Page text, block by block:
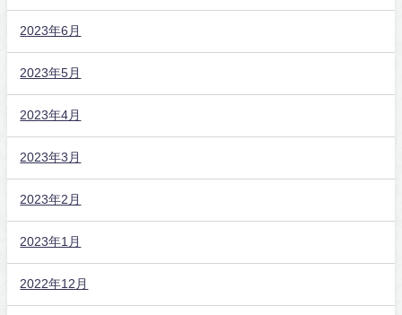
2023年6月
2023年5月
2023年4月
2023年3月
2023年2月
2023年1月
2022年12月